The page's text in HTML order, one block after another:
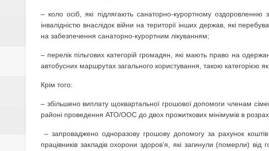
– коло осіб, які підлягають санаторно-курортному
інвалідністю внаслідок війни на території інших держав, які
на забезпечення санаторно-курортним лікуванням;
– перелік пільгових категорій громадян, які мають право на
автобусних маршрутах загального користування, такою категорією
Крім того:
– збільшено виплату щоквартальної грошової допомоги членам
районі проведення АТО/ООС до двох прожиткових мінімумів в
– запроваджено одноразову грошову допомогу за рахунок
працівників закладів охорони здоров’я, які загинули (померли)